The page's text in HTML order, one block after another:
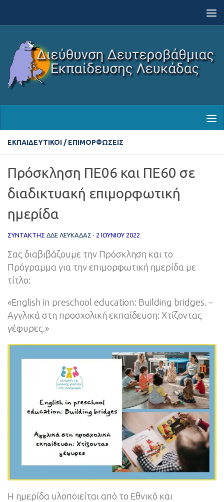
ΕΚΠΑΙΔΕΥΤΙΚΟΊ / ΕΠΙΜΟΡΦΏΣΕΙΣ
Πρόσκληση ΠΕ06 και ΠΕ60 σε
διαδικτυακή επιμορφωτική
ημερίδα
ΣΥΝΤΆΚΤΗΣ ΔΔΕ ΛΕΥΚΑΔΑΣ · 2 ΙΟΥΝΊΟΥ 2022
Σας διαβιβάζουμε την Πρόσκληση και το
Πρόγραμμα για την επιμορφωτική ημερίδα με
τίτλο:
«English in preschool education: Building bridges. –
Αγγλικά στη προσχολική εκπαίδευση: Χτίζοντας
γέφυρες.»
Η ημερίδα υλοποιείται από το Εθνικό και